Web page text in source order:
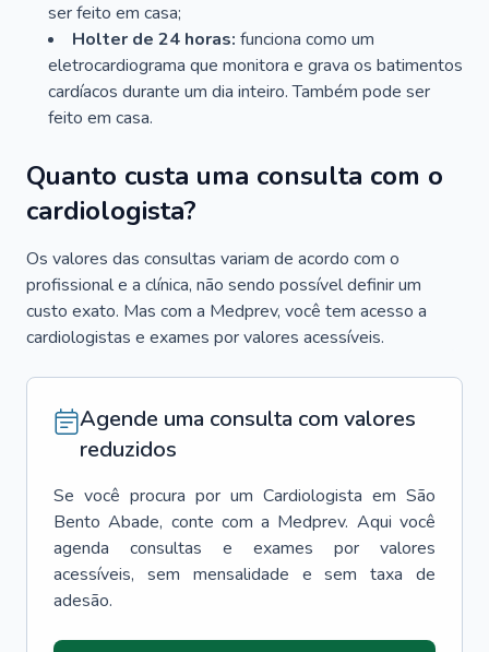
ser feito em casa;
Holter de 24 horas: funciona como um
eletrocardiograma que monitora e grava os batimentos
cardíacos durante um dia inteiro. Também pode ser
feito em casa.
Quanto custa uma consulta com o
cardiologista?
Os valores das consultas variam de acordo com o
profissional e a clínica, não sendo possível definir um
custo exato. Mas com a Medprev, você tem acesso a
cardiologistas e exames por valores acessíveis.
Agende uma consulta com valores
reduzidos
Se você procura por um Cardiologista em São
Bento Abade, conte com a Medprev. Aqui você
agenda consultas e exames por valores
acessíveis, sem mensalidade e sem taxa de
adesão.